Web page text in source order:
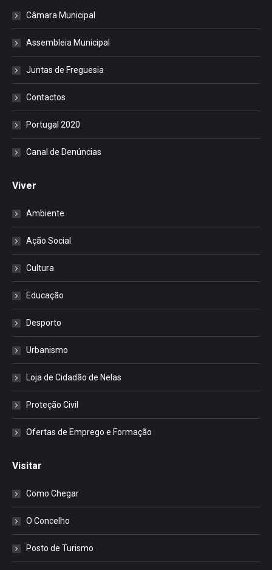
Câmara Municipal
Assembleia Municipal
Juntas de Freguesia
Contactos
Portugal 2020
Canal de Denúncias
Viver
Ambiente
Ação Social
Cultura
Educação
Desporto
Urbanismo
Loja de Cidadão de Nelas
Proteção Civil
Ofertas de Emprego e Formação
Visitar
Como Chegar
O Concelho
Posto de Turismo